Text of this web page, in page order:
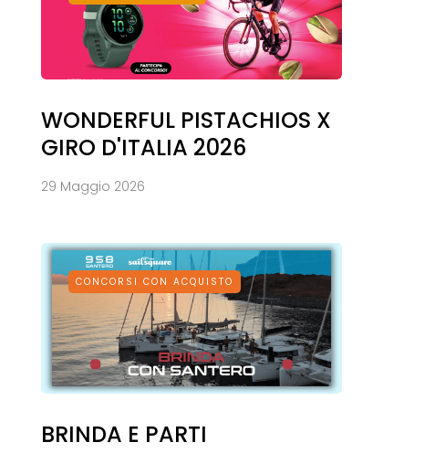
WONDERFUL PISTACHIOS X
GIRO D'ITALIA 2026
29 Maggio 2026
CONCORSI CON ACQUISTO
BRINDA E PARTI